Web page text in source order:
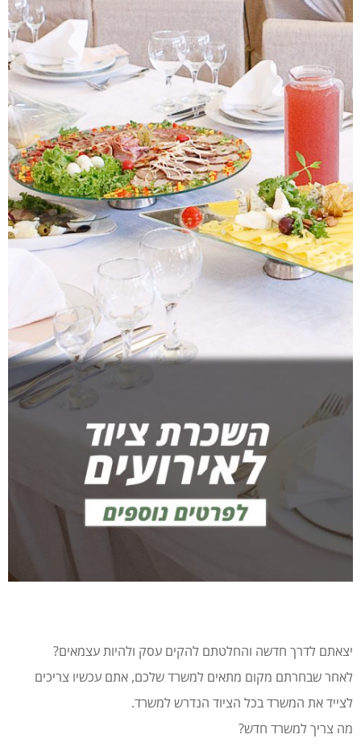
יצאתם לדרך חדשה והחלטתם להקים עסק ולהיות עצמאים?
לאחר שבחרתם מקום מתאים למשרד שלכם, אתם עכשיו צריכים
לצייד את המשרד בכל הציוד הנדרש למשרד.
מה צריך למשרד חדש?